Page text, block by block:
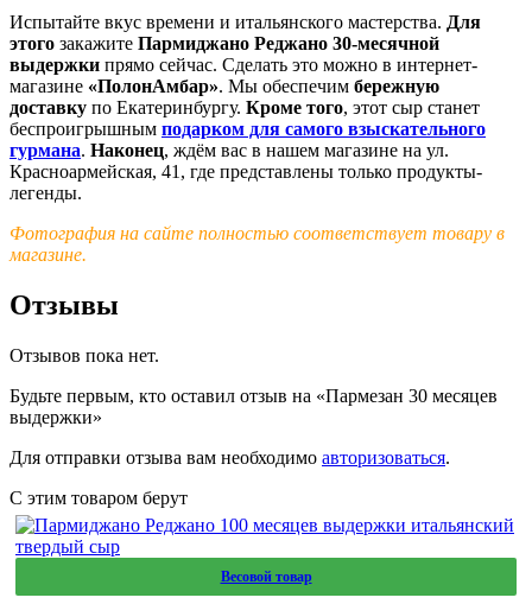
Испытайте вкус времени и итальянского мастерства. Для
этого закажите Пармиджано Реджано 30-месячной
выдержки прямо сейчас. Сделать это можно в интернет-
магазине «ПолонАмбар». Мы обеспечим бережную
доставку по Екатеринбургу. Кроме того, этот сыр станет
беспроигрышным подарком для самого взыскательного
гурмана. Наконец, ждём вас в нашем магазине на ул.
Красноармейская, 41, где представлены только продукты-
легенды.
Фотография на сайте полностью соответствует товару в
магазине.
Отзывы
Отзывов пока нет.
Будьте первым, кто оставил отзыв на «Пармезан 30 месяцев
выдержки»
Для отправки отзыва вам необходимо авторизоваться.
С этим товаром берут
Весовой товар